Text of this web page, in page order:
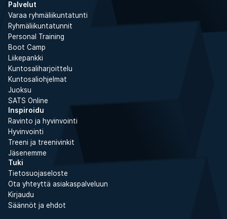
Palvelut
Varaa ryhmäliikuntatunti
Ryhmäliikuntatunnit
Personal Training
Boot Camp
Liikepankki
Kuntosaliharjoittelu
Kuntosaliohjelmat
Juoksu
SATS Online
Inspiroidu
Ravinto ja hyvinvointi
Hyvinvointi
Treeni ja treenivinkit
Jäsenemme
Tuki
Tietosuojaseloste
Ota yhteyttä asiakaspalveluun
Kirjaudu
Säännöt ja ehdot